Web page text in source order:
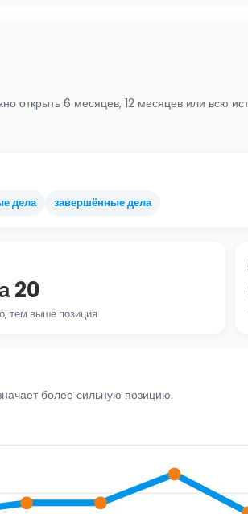
открыть 6 месяцев, 12 месяцев или всю
дела завершённые дела
20
тем выше позиция
более сильную позицию.